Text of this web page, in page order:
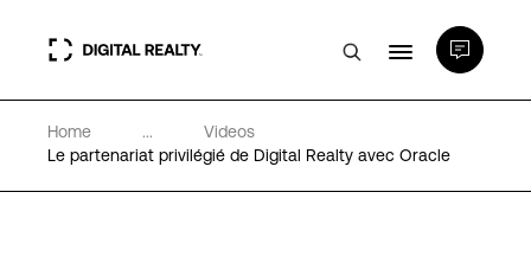
Data Centers
Home ...
Videos
Le partenariat privilégié de Digital Realty avec Oracle